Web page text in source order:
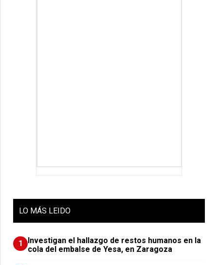
LO MÁS LEIDO
1
Investigan el hallazgo de restos humanos en la
cola del embalse de Yesa, en Zaragoza